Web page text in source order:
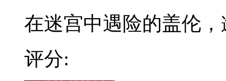
在迷宫中遇险的盖伦，
评分: